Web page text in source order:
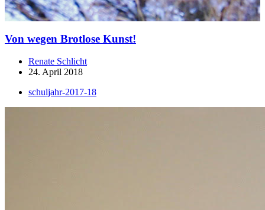
Von wegen Brotlose Kunst!
Renate Schlicht
24. April 2018
schuljahr-2017-18